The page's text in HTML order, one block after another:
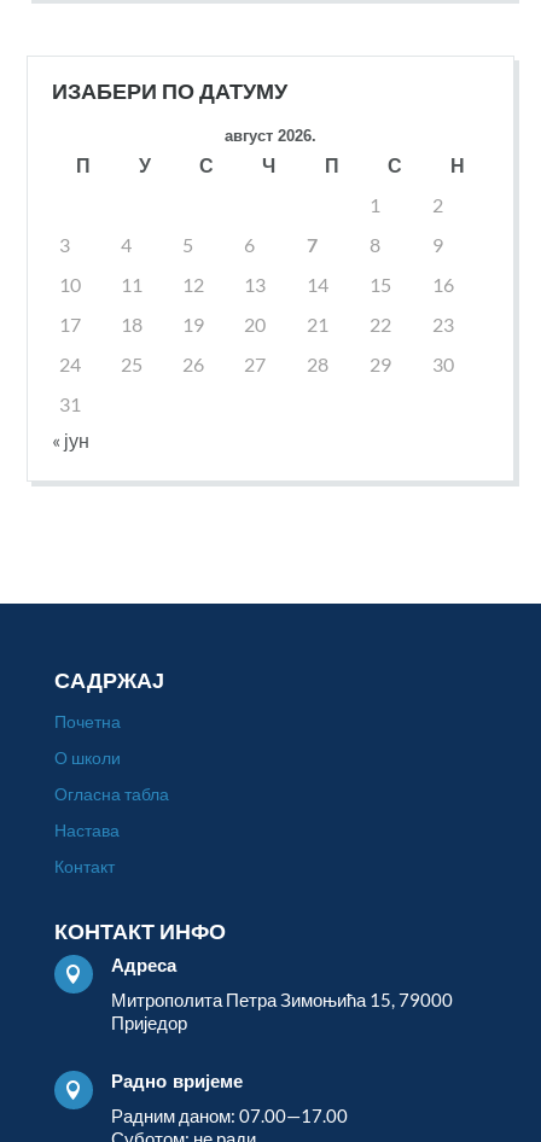
ИЗАБЕРИ ПО ДАТУМУ
август 2026.
П У С Ч П С
Н
1
2
3
4 5 6 7 8
9
10
11 12 13 14 15
16
17
18 19 20 21 22
23
24
25 26 27 28 29
30
31
« јун
САДРЖАЈ
Почетна
О школи
Огласна табла
Настава
Контакт
КОНТАКТ ИНФО

Адреса
Митрополита Петра Зимоњића 15, 79000
Приједор

Радно вријеме
Радним даном: 07.00—17.00